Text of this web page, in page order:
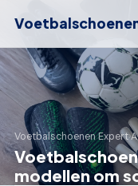
Voetbalschoenen Expert›
modellen om